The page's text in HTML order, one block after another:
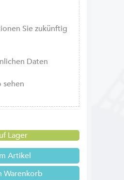
Sie zukünftig
Daten
sehen
Lager
Artikel